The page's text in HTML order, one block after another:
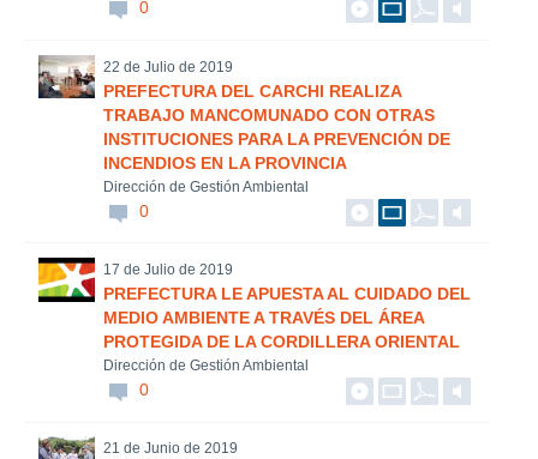
0
22 de Julio de 2019
PREFECTURA DEL CARCHI REALIZA
TRABAJO MANCOMUNADO CON OTRAS
INSTITUCIONES PARA LA PREVENCIÓN DE
INCENDIOS EN LA PROVINCIA
Dirección de Gestión Ambiental
0
17 de Julio de 2019
PREFECTURA LE APUESTA AL CUIDADO DEL
MEDIO AMBIENTE A TRAVÉS DEL ÁREA
PROTEGIDA DE LA CORDILLERA ORIENTAL
Dirección de Gestión Ambiental
0
21 de Junio de 2019